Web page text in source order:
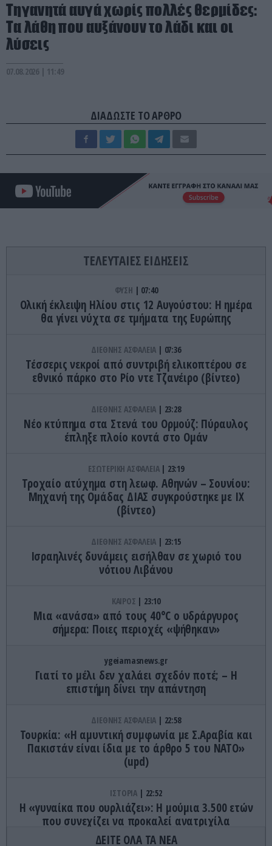
Τηγανητά αυγά χωρίς πολλές θερμίδες:
Τα λάθη που αυξάνουν το λάδι και οι
λύσεις
07.08.2026 | 11:49
ΔΙΑΔΩΣΤΕ ΤΟ ΑΡΘΡΟ
ΤΕΛΕΥΤΑΙΕΣ ΕΙΔΗΣΕΙΣ
ΦΥΣΗ 07:40
Ολική έκλειψη Ηλίου στις 12 Αυγούστου: Η ημέρα
θα γίνει νύχτα σε τμήματα της Ευρώπης
ΔΙΕΘΝΗΣ ΑΣΦΑΛΕΙΑ 07:36
Τέσσερις νεκροί από συντριβή ελικοπτέρου σε
εθνικό πάρκο στο Ρίο ντε Τζανέιρο (βίντεο)
ΔΙΕΘΝΗΣ ΑΣΦΑΛΕΙΑ 23:28
Νέο κτύπημα στα Στενά του Ορμούζ: Πύραυλος
έπληξε πλοίο κοντά στο Ομάν
ΕΣΩΤΕΡΙΚΗ ΑΣΦΑΛΕΙΑ 23:19
Τροχαίο ατύχημα στη λεωφ. Αθηνών – Σουνίου:
Μηχανή της Ομάδας ΔΙΑΣ συγκρούστηκε με ΙΧ
(βίντεο)
ΔΙΕΘΝΗΣ ΑΣΦΑΛΕΙΑ 23:15
Ισραηλινές δυνάμεις εισήλθαν σε χωριό του
νότιου Λιβάνου
ΚΑΙΡΟΣ 23:10
Μια «ανάσα» από τους 40°C ο υδράργυρος
σήμερα: Ποιες περιοχές «ψήθηκαν»
ygeiamasnews.gr
Γιατί το μέλι δεν χαλάει σχεδόν ποτέ; – Η
επιστήμη δίνει την απάντηση
ΔΙΕΘΝΗΣ ΑΣΦΑΛΕΙΑ 22:58
Τουρκία: «Η αμυντική συμφωνία με Σ.Αραβία και
Πακιστάν είναι ίδια με το άρθρο 5 του ΝΑΤΟ»
(upd)
ΙΣΤΟΡΙΑ 22:52
Η «γυναίκα που ουρλιάζει»: Η μούμια 3.500 ετών
που συνεχίζει να προκαλεί ανατριχίλα
ΔΕΙΤΕ ΟΛΑ ΤΑ ΝΕΑ